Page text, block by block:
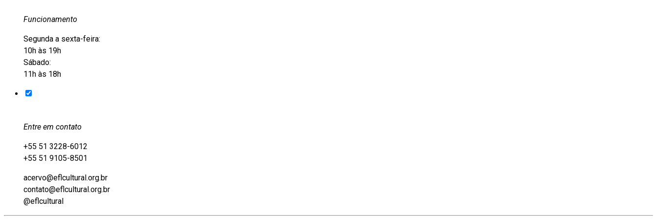
Funcionamento
Segunda a sexta-feira:
10h às 19h
Sábado:
11h às 18h
Entre em contato
+55 51 3228-6012
+55 51 9105-8501
acervo@eflcultural.org.br
contato@eflcultural.org.br
@eflcultural